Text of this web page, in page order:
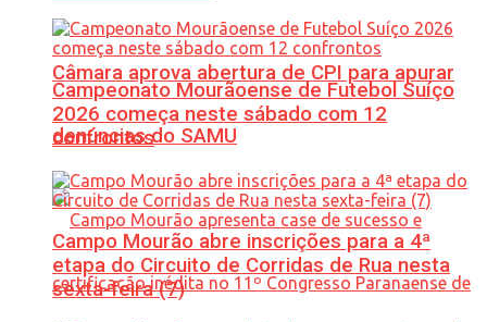
Câmara aprova abertura de CPI para apurar
denúncias do SAMU
Campeonato Mourãoense de Futebol Suíço
2026 começa neste sábado com 12
confrontos
Campo Mourão abre inscrições para a 4ª
etapa do Circuito de Corridas de Rua nesta
sexta-feira (7)